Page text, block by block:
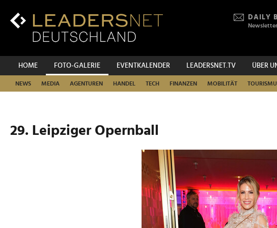
Inhalt
Hauptnavigation
DAILY
HOME FOTO-GALERIE EVENTKALENDER LEADERSNET.TV ÜBER
NEWS MEDIA AGENTUREN HANDEL TECH FINANZEN MOBILITÄT
29. Leipziger Opernball